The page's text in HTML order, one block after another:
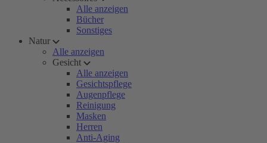
Alle anzeigen
Bücher
Sonstiges
Natur
Alle anzeigen
Gesicht
Alle anzeigen
Gesichtspflege
Augenpflege
Reinigung
Masken
Herren
Anti-Aging